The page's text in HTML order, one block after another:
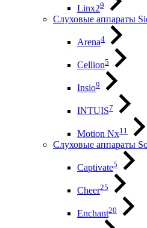
Linx29
Слуховые аппараты
Arena4
Cellion5
Insio9
INTUIS7
Motion Nx11
Слуховые аппараты
Captivate5
Cheer25
Enchant20